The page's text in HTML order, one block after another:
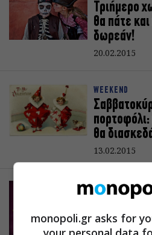
Τριήμερο
θα πάτε
δωρεάν!
20.02.2015
WEEKEND
θα
13.02.2015
WEEKEND
πορτοφόλι:
θα
monopoli.gr asks for